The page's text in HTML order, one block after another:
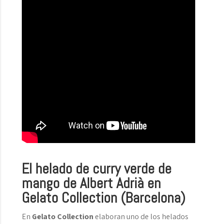
El helado de curry verde de
mango de Albert Adrià en
Gelato Collection (Barcelona)
En Gelato Collection elaboran uno de los helados